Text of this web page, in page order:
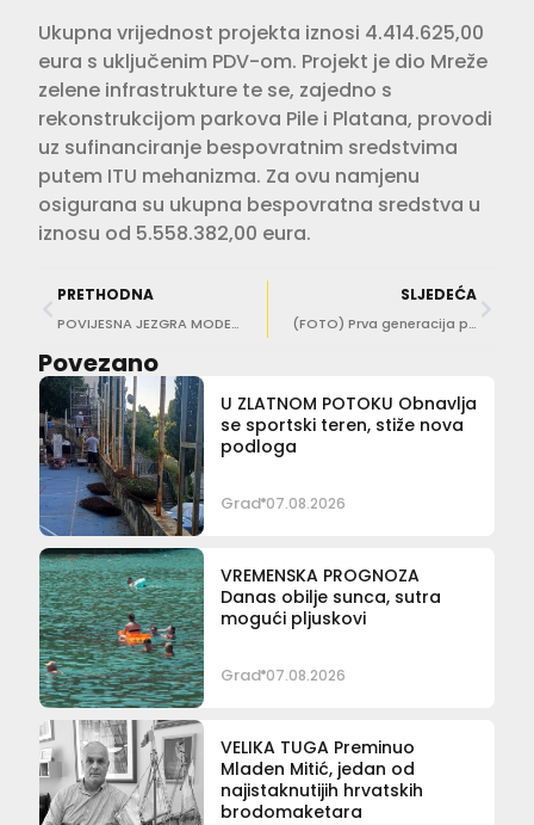
Ukupna vrijednost projekta iznosi 4.414.625,00
eura s uključenim PDV-om. Projekt je dio Mreže
zelene infrastrukture te se, zajedno s
rekonstrukcijom parkova Pile i Platana, provodi
uz sufinanciranje bespovratnim sredstvima
putem ITU mehanizma. Za ovu namjenu
osigurana su ukupna bespovratna sredstva u
iznosu od 5.558.382,00 eura.
PRETHODNA
POVIJESNA JEZGRA MODEL BUDUĆNOSTI? Vlahušić tvrdi da Dubrovnik mora graditi više
SLJEDEĆA
(FOTO) Prva generacija polaznika Sveučilišta za treću životnu dob dobila svoje zaslužene potvrde!
Povezano
U ZLATNOM POTOKU Obnavlja
se sportski teren, stiže nova
podloga
Grad 07.08.2026
VREMENSKA PROGNOZA
Danas obilje sunca, sutra
mogući pljuskovi
Grad 07.08.2026
VELIKA TUGA Preminuo
Mladen Mitić, jedan od
najistaknutijih hrvatskih
brodomaketara